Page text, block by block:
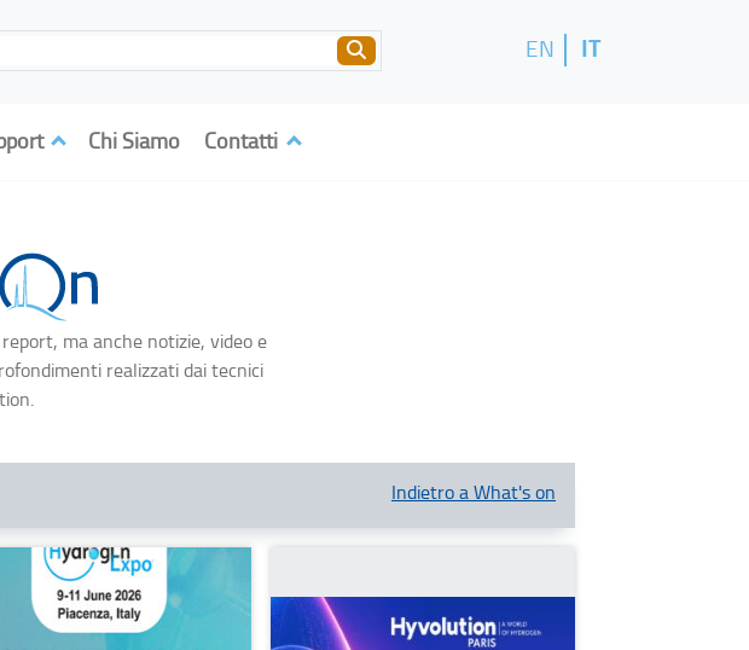
EN IT
Chi Siamo Contatti
ma anche notizie, video e
realizzati dai tecnici
Indietro a What's on